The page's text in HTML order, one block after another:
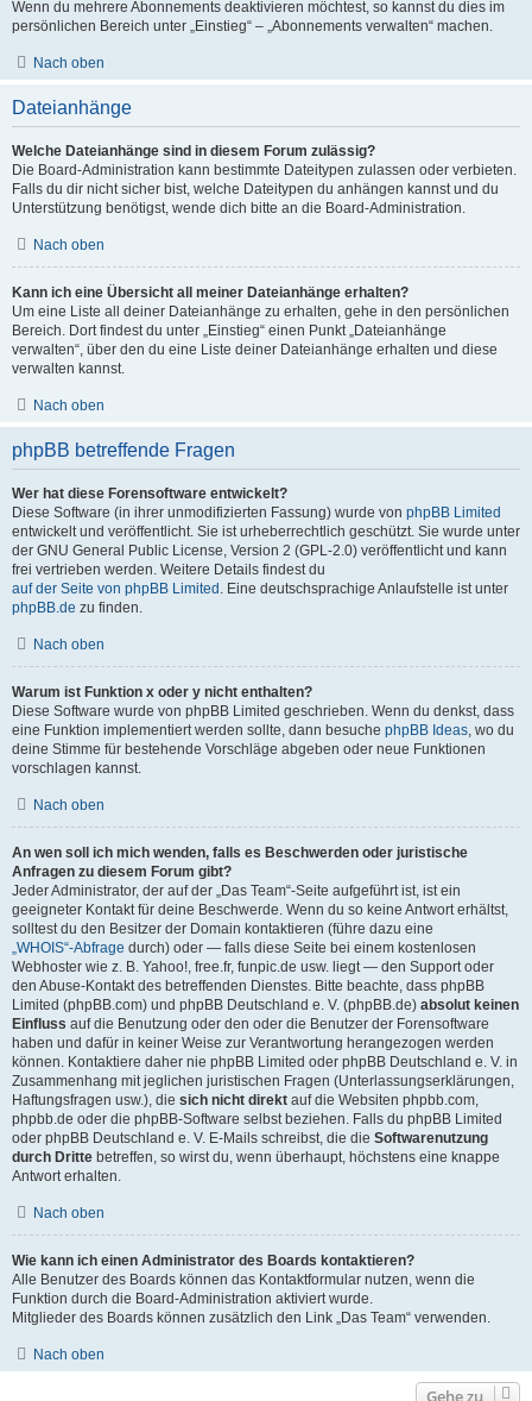
Wenn du mehrere Abonnements deaktivieren möchtest, so kannst du dies im
persönlichen Bereich unter „Einstieg“ – „Abonnements verwalten“ machen.
Nach oben
Dateianhänge
Welche Dateianhänge sind in diesem Forum zulässig?
Die Board-Administration kann bestimmte Dateitypen zulassen oder verbieten.
Falls du dir nicht sicher bist, welche Dateitypen du anhängen kannst und du
Unterstützung benötigst, wende dich bitte an die Board-Administration.
Nach oben
Kann ich eine Übersicht all meiner Dateianhänge erhalten?
Um eine Liste all deiner Dateianhänge zu erhalten, gehe in den persönlichen
Bereich. Dort findest du unter „Einstieg“ einen Punkt „Dateianhänge
verwalten“, über den du eine Liste deiner Dateianhänge erhalten und diese
verwalten kannst.
Nach oben
phpBB betreffende Fragen
Wer hat diese Forensoftware entwickelt?
Diese Software (in ihrer unmodifizierten Fassung) wurde von phpBB Limited
entwickelt und veröffentlicht. Sie ist urheberrechtlich geschützt. Sie wurde unter
der GNU General Public License, Version 2 (GPL-2.0) veröffentlicht und kann
frei vertrieben werden. Weitere Details findest du
auf der Seite von phpBB Limited . Eine deutschsprachige Anlaufstelle ist unter
phpBB.de zu finden.
Nach oben
Warum ist Funktion x oder y nicht enthalten?
Diese Software wurde von phpBB Limited geschrieben. Wenn du denkst, dass
eine Funktion implementiert werden sollte, dann besuche phpBB Ideas, wo du
deine Stimme für bestehende Vorschläge abgeben oder neue Funktionen
vorschlagen kannst.
Nach oben
An wen soll ich mich wenden, falls es Beschwerden oder juristische
Anfragen zu diesem Forum gibt?
Jeder Administrator, der auf der „Das Team“-Seite aufgeführt ist, ist ein
geeigneter Kontakt für deine Beschwerde. Wenn du so keine Antwort erhältst,
solltest du den Besitzer der Domain kontaktieren (führe dazu eine
„WHOIS“-Abfrage durch) oder — falls diese Seite bei einem kostenlosen
Webhoster wie z. B. Yahoo!, free.fr, funpic.de usw. liegt — den Support oder
den Abuse-Kontakt des betreffenden Dienstes. Bitte beachte, dass phpBB
Limited (phpBB.com) und phpBB Deutschland e. V. (phpBB.de) absolut keinen
Einfluss auf die Benutzung oder den oder die Benutzer der Forensoftware
haben und dafür in keiner Weise zur Verantwortung herangezogen werden
können. Kontaktiere daher nie phpBB Limited oder phpBB Deutschland e. V. in
Zusammenhang mit jeglichen juristischen Fragen (Unterlassungserklärungen,
Haftungsfragen usw.), die sich nicht direkt auf die Websiten phpbb.com,
phpbb.de oder die phpBB-Software selbst beziehen. Falls du phpBB Limited
oder phpBB Deutschland e. V. E-Mails schreibst, die die Softwarenutzung
durch Dritte betreffen, so wirst du, wenn überhaupt, höchstens eine knappe
Antwort erhalten.
Nach oben
Wie kann ich einen Administrator des Boards kontaktieren?
Alle Benutzer des Boards können das Kontaktformular nutzen, wenn die
Funktion durch die Board-Administration aktiviert wurde.
Mitglieder des Boards können zusätzlich den Link „Das Team“ verwenden.
Nach oben
Gehe zu